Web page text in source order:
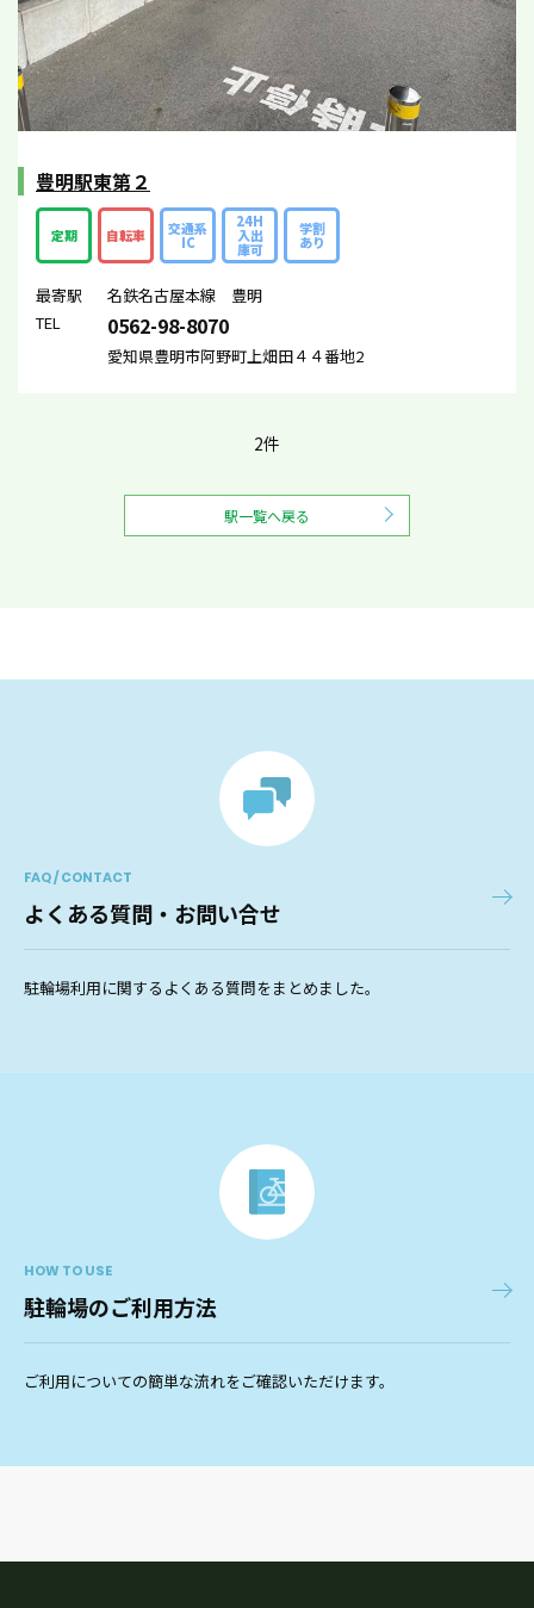
豊明駅東第２
定期 自転車 交通系
IC
24H
入出
庫可
学割
あり
最寄駅
名鉄名古屋本線 豊明
TEL
0562-98-8070
愛知県豊明市阿野町上畑田４４番地2
2件
駅一覧へ戻る
FAQ / CONTACT
よくある質問・お問い合せ
駐輪場利用に関するよくある質問をまとめました。
HOW TO USE
駐輪場のご利用方法
ご利用についての簡単な流れをご確認いただけます。